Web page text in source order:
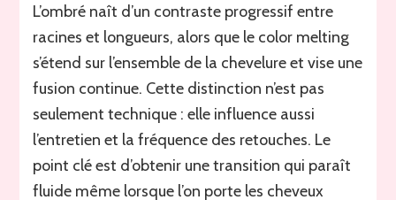
L’ombré naît d’un contraste progressif entre
racines et longueurs, alors que le color melting
s’étend sur l’ensemble de la chevelure et vise une
fusion continue. Cette distinction n’est pas
seulement technique : elle influence aussi
l’entretien et la fréquence des retouches. Le
point clé est d’obtenir une transition qui paraît
fluide même lorsque l’on porte les cheveux